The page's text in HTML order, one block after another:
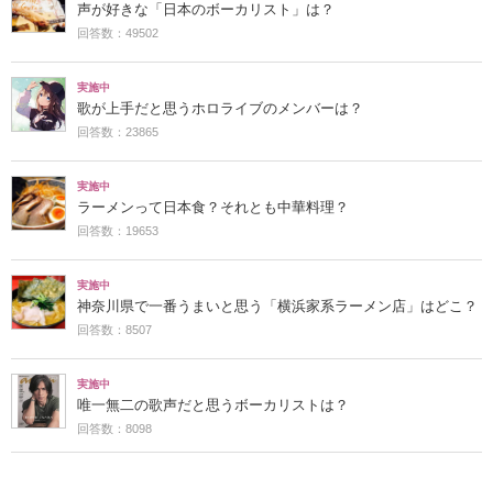
声が好きな「日本のボーカリスト」は？
回答数：49502
実施中
歌が上手だと思うホロライブのメンバーは？
回答数：23865
実施中
ラーメンって日本食？それとも中華料理？
回答数：19653
実施中
神奈川県で一番うまいと思う「横浜家系ラーメン店」はどこ？
回答数：8507
実施中
唯一無二の歌声だと思うボーカリストは？
回答数：8098